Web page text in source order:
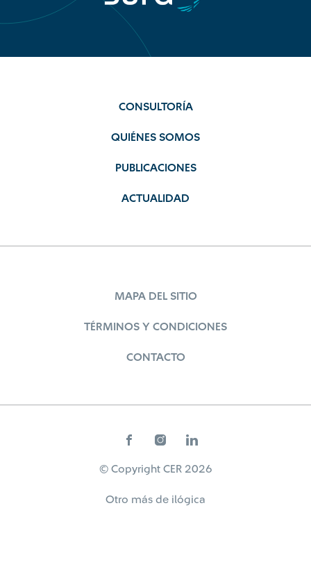
CONSULTORÍA
QUIÉNES SOMOS
PUBLICACIONES
ACTUALIDAD
MAPA DEL SITIO
TÉRMINOS Y CONDICIONES
CONTACTO
© Copyright CER 2026
Otro más de ilógica